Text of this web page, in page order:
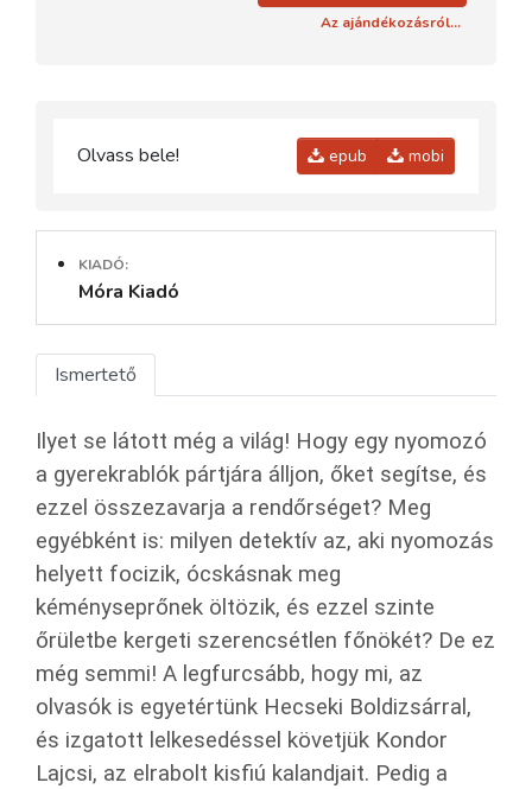
Az ajándékozásról...
Olvass bele! epub mobi
KIADÓ:
Móra Kiadó
Ismertető
Ilyet se látott még a világ! Hogy egy nyomozó
a gyerekrablók pártjára álljon, őket segítse, és
ezzel összezavarja a rendőrséget? Meg
egyébként is: milyen detektív az, aki nyomozás
helyett focizik, ócskásnak meg
kéményseprőnek öltözik, és ezzel szinte
őrületbe kergeti szerencsétlen főnökét? De ez
még semmi! A legfurcsább, hogy mi, az
olvasók is egyetértünk Hecseki Boldizsárral,
és izgatott lelkesedéssel követjük Kondor
Lajcsi, az elrabolt kisfiú kalandjait. Pedig a